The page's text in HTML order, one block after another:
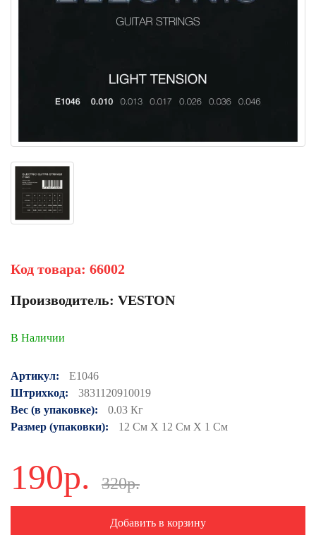
Код товара: 66002
Производитель: VESTON
В Наличии
Артикул:
E1046
Штрихкод:
3831120910019
Вес (в упаковке):
0.03 Кг
Размер (упаковки):
12 См X 12 См X 1 См
190р. 320р.
Добавить в корзину